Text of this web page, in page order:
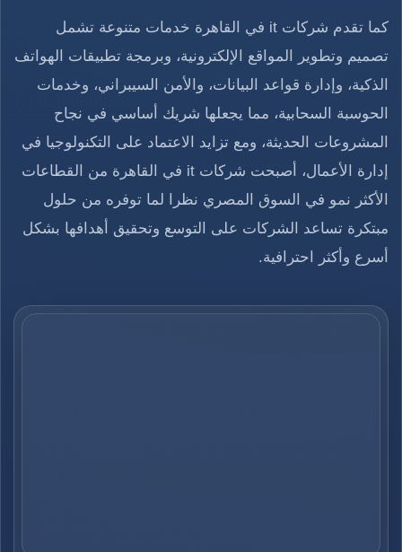
كما تقدم شركات it في القاهرة خدمات متنوعة تشمل
تصميم وتطوير المواقع الإلكترونية، وبرمجة تطبيقات الهواتف
الذكية، وإدارة قواعد البيانات، والأمن السيبراني، وخدمات
الحوسبة السحابية، مما يجعلها شريك أساسي في نجاح
المشروعات الحديثة، ومع تزايد الاعتماد على التكنولوجيا في
إدارة الأعمال، أصبحت شركات it في القاهرة من القطاعات
الأكثر نمو في السوق المصري نظرا لما توفره من حلول
مبتكرة تساعد الشركات على التوسع وتحقيق أهدافها بشكل
أسرع وأكثر احترافية.